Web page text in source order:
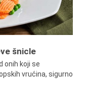
šnicle
onih koji se
vrućina, sigurno